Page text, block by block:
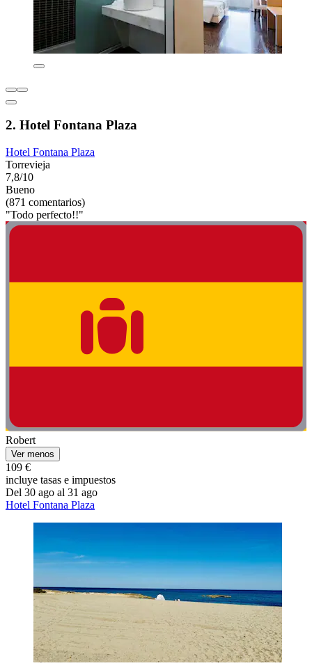
2. Hotel Fontana Plaza
Hotel Fontana Plaza
Torrevieja
7,8/10
Bueno
(871 comentarios)
"Todo perfecto!!"
Robert
Ver menos
109 €
incluye tasas e impuestos
Del 30 ago al 31 ago
Hotel Fontana Plaza